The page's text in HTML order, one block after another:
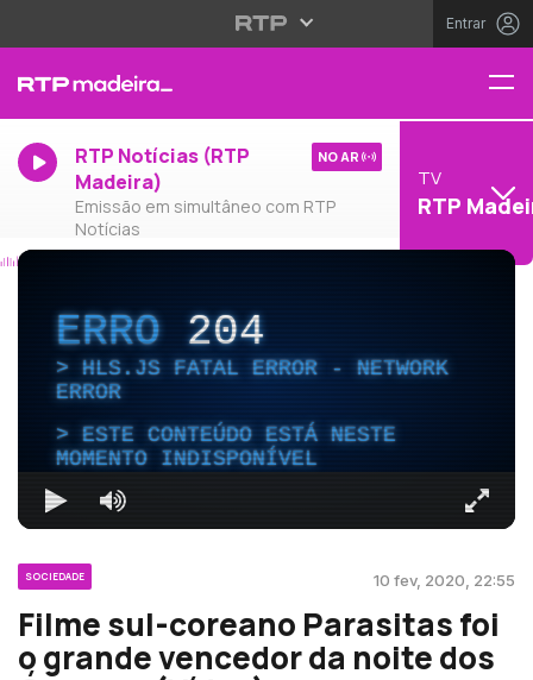
Entrar
RTP Notícias (RTP
Madeira)
Emissão em simultâneo com RTP
Notícias
NO AR
TV
RTP
ERRO204
HLS.JS FATAL ERROR - NETWORK
ERROR
ESTE CONTEÚDO ESTÁ NESTE
MOMENTO INDISPONÍVEL
SOCIEDADE 10 fev, 2020, 22:55
Filme sul-coreano Parasitas foi
o grande vencedor da noite dos